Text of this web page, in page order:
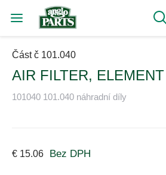
Část č 101.040
AIR FILTER,
101040 101.040 náhradní díly
€ 15.06 Bez DPH